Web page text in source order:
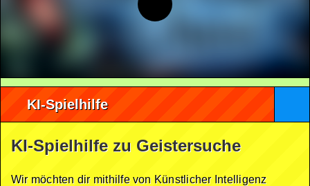
KI-Spielhilfe
KI-Spielhilfe zu Geistersuche
Wir möchten dir mithilfe von Künstlicher Intelligenz